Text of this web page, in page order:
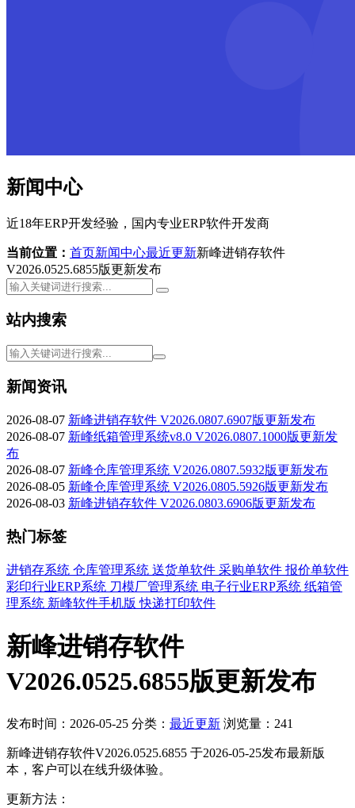
新闻中心
近18年ERP开发经验，国内专业ERP软件开发商
当前位置： 首页新闻中心最近更新新峰进销存软件
V2026.0525.6855版更新发布
站内搜索
新闻资讯
2026-08-07 新峰进销存软件 V2026.0807.6907版更新发布
2026-08-07 新峰纸箱管理系统v8.0 V2026.0807.1000版更新发
布
2026-08-07 新峰仓库管理系统 V2026.0807.5932版更新发布
2026-08-05 新峰仓库管理系统 V2026.0805.5926版更新发布
2026-08-03 新峰进销存软件 V2026.0803.6906版更新发布
热门标签
进销存系统 仓库管理系统 送货单软件 采购单软件 报价单软件
彩印行业ERP系统 刀模厂管理系统 电子行业ERP系统 纸箱管
理系统 新峰软件手机版快递打印软件
新峰进销存软件
V2026.0525.6855版更新发布
发布时间：2026-05-25 分类： 最近更新 浏览量：241
新峰进销存软件V2026.0525.6855 于2026-05-25发布最新版
本，客户可以在线升级体验。
更新方法：